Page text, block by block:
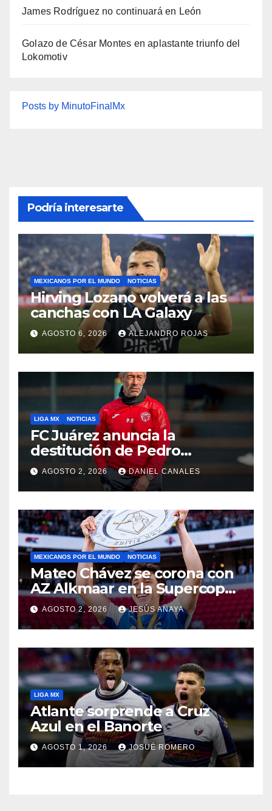
James Rodríguez no continuará en León
Golazo de César Montes en aplastante triunfo del
Lokomotiv
Posts by MinutoFinalMx
Podría interesarte
MEXICANOS POR EL MUNDO NOTICIAS
Hirving Lozano volverá a las
canchas con LA Galaxy
AGOSTO 6, 2026 ALEJANDRO ROJAS
LIGA MX NOTICIAS
FC Juárez anuncia la
destitución de Pedro
Caixinha
AGOSTO 2, 2026 DANIEL CANALES
MEXICANOS POR EL MUNDO NOTICIAS
Mateo Chávez se corona con
AZ Alkmaar en la Supercopa
de Países Bajos
AGOSTO 2, 2026 JESÚS ANAYA
LIGA MX
Atlante sorprende a Cruz
Azul en el Banorte
AGOSTO 1, 2026 JOSUÉ ROMERO